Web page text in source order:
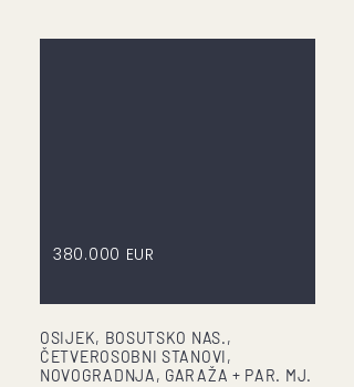
380.000 EUR
OSIJEK, BOSUTSKO NAS.,
ČETVEROSOBNI STANOVI,
NOVOGRADNJA, GARAŽA + PAR. MJ.